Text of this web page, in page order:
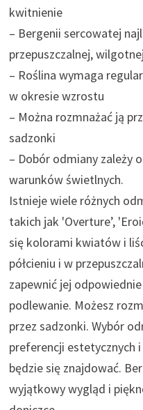
kwitnienie
– Bergenii sercowatej
przepuszczalnej,
– Roślina wymaga
w okresie wzrostu
– Można rozmnażać ją
sadzonki
– Dobór odmiany zależy
warunków świetlnych.
Istnieje wiele różnych
takich jak 'Overture’,
się kolorami kwiatów i
półcieniu i w
zapewnić jej
podlewanie. Możesz
przez sadzonki. Wybór
preferencji estetycznych
będzie się znajdować.
wyjątkowy wygląd i